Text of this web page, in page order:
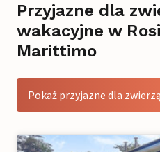
Przyjazne dla
wakacyjne w
Marittimo
Pokaż przyjazne dla